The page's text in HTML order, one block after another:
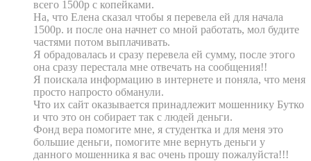
всего 1500р с копейками.
На, что Елена сказал чтобы я перевела ей для начала
1500р. и после она начнет со мной работать, мол будите
частями потом выплачивать.
Я обрадовалась и сразу перевела ей сумму, после этого
она сразу перестала мне отвечать на сообщения!!
Я поискала информацию в интернете и поняла, что меня
просто напросто обманули.
Что их сайт оказывается принадлежит мошеннику Бутко
и что это он собирает так с людей деньги.
Фонд вера помогите мне, я студентка и для меня это
большие деньги, помогите мне вернуть деньги у
данного мошенника я вас очень прошу пожалуйста!!!